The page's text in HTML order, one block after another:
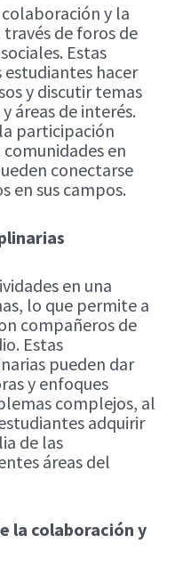
y la
de foros de
Estas
hacer
y discutir temas
áreas de interés.
participación
en
conectarse
en sus campos.
en una
lo que permite a
compañeros de
Estas
pueden dar
y enfoques
complejos, al
adquirir
de las
áreas del
la colaboración y